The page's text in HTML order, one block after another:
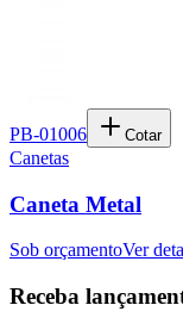
PB-01006 Cotar
Canetas
Caneta Metal
Sob orçamentoVer
Receba